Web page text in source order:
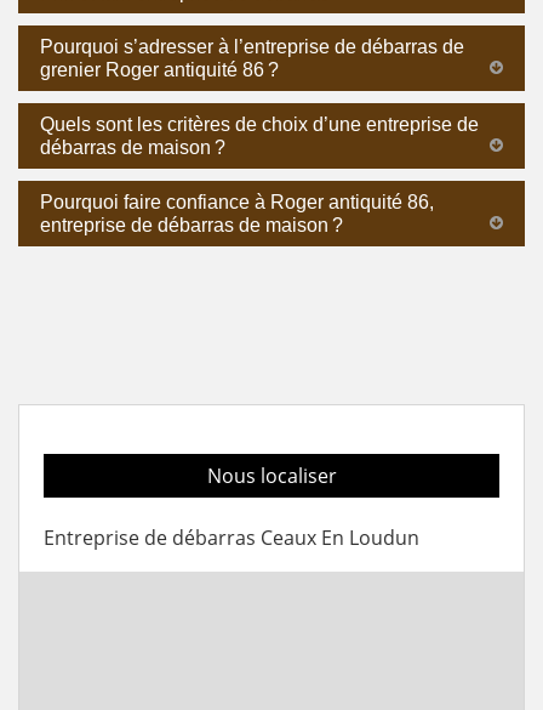
Pourquoi s’adresser à l’entreprise de débarras de
grenier Roger antiquité 86 ?
Quels sont les critères de choix d’une entreprise de
débarras de maison ?
Pourquoi faire confiance à Roger antiquité 86,
entreprise de débarras de maison ?
Nous localiser
Entreprise de débarras Ceaux En Loudun